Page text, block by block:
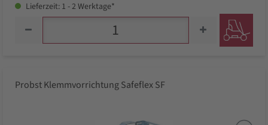
Lieferzeit: 1 - 2 Werktage*
Probst Klemmvorrichtung Safeflex SF